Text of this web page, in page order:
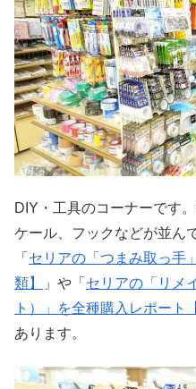
DIY・工具のコーナーです
ケール、フックなどが並ん
「 セリアの「つまみ取っ手
類】
」や「 セリアの「リメ
ト）」を全種購入レポート
あります。